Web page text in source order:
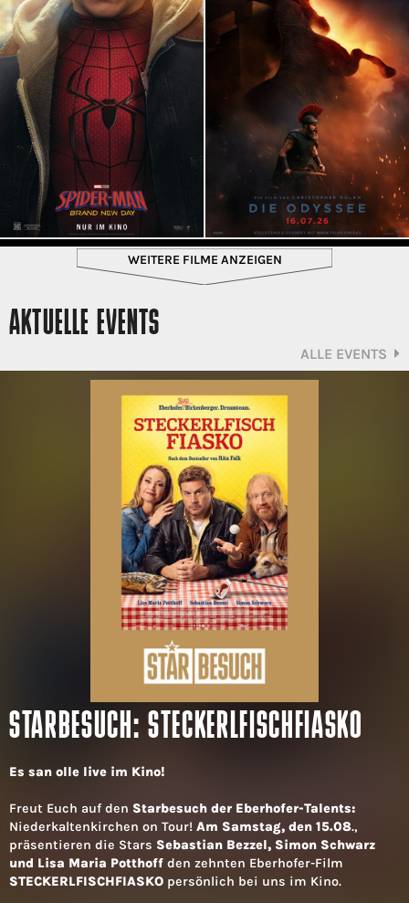
WEITERE FILME ANZEIGEN
AKTUELLE EVENTS
ALLE EVENTS
STARBESUCH: STECKERLFISCHFIASKO
Es san olle live im Kino!
Freut Euch auf den Starbesuch der Eberhofer-Talents:
Niederkaltenkirchen on Tour! Am Samstag, den 15.08.,
präsentieren die Stars Sebastian Bezzel, Simon Schwarz
und Lisa Maria Potthoff den zehnten Eberhofer-Film
STECKERLFISCHFIASKO persönlich bei uns im Kino.